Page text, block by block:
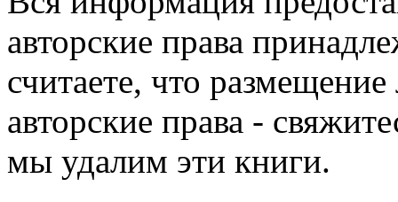
авторские права
считаете, что
авторские права -
мы удалим эти книги.